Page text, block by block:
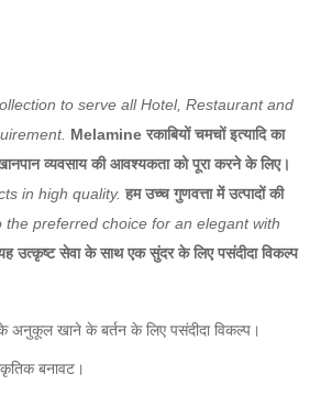
to serve all Hotel, Restaurant and
Melamine रकाबियों चमचों इत्यादि का
व्यवसाय की आवश्यकता को पूरा करने के लिए।
in high quality. हम उच्च गुणवत्ता में उत्पादों की
the preferred choice for an elegant with
उत्कृष्ट सेवा के साथ एक सुंदर के लिए पसंदीदा विकल्प
अनुकूल खाने के बर्तन के लिए पसंदीदा विकल्प।
बनावट।